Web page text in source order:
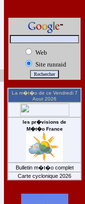
Web
Site runraid
La m�t�o de ce Vendredi 7
Aout 2026
les pr�visions de
M�t�o France
Bulletin m�t�o complet
Carte cyclonique 2026